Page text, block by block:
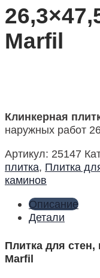
Marfil
Клинкерная
наружных работ
Артикул: 25147
плитка, Плитка
каминов
Описание
Детали
Плитка для
Marfil